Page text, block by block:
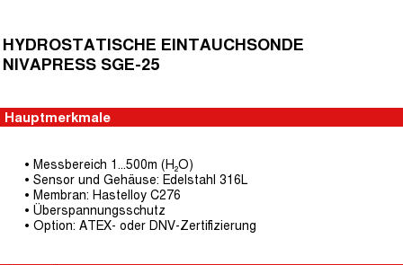
HYDROSTATISCHE EINTAUCHSONDE
NIVAPRESS SGE-25
Hauptmerkmale
• Messbereich 1...500m (H₂O)
• Sensor und Gehäuse: Edelstahl 316L
• Membran: Hastelloy C276
• Überspannungsschutz
• Option: ATEX- oder DNV-Zertifizierung